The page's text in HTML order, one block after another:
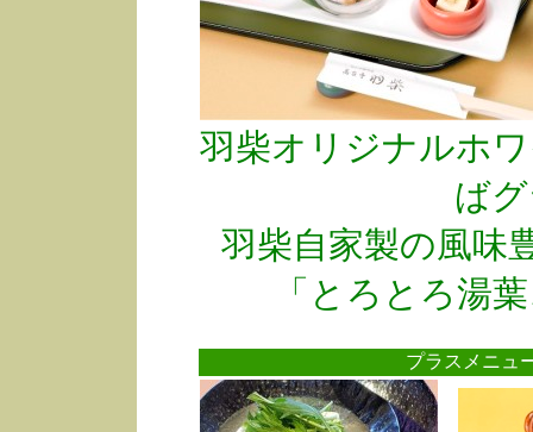
羽柴オリジナルホ
ば
羽柴自家製の風味
「とろとろ湯
プラスメニ